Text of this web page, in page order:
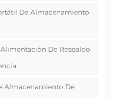
De Almacenamiento
De Respaldo
Almacenamiento De